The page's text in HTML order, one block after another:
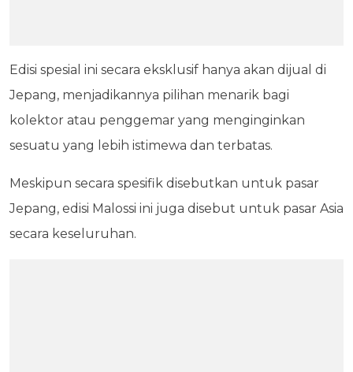
Edisi spesial ini secara eksklusif hanya akan dijual di
Jepang, menjadikannya pilihan menarik bagi
kolektor atau penggemar yang menginginkan
sesuatu yang lebih istimewa dan terbatas.
Meskipun secara spesifik disebutkan untuk pasar
Jepang, edisi Malossi ini juga disebut untuk pasar Asia
secara keseluruhan.